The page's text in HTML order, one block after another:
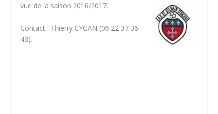
vue de la saison 2016/2017.
Contact : Thierry CYGAN (06 22 37 36
43).